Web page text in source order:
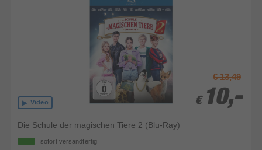
Video
€ 13,49
€ 10,-
€ 10,-
Die Schule der magischen Tiere 2 (Blu-Ray)
sofort versandfertig